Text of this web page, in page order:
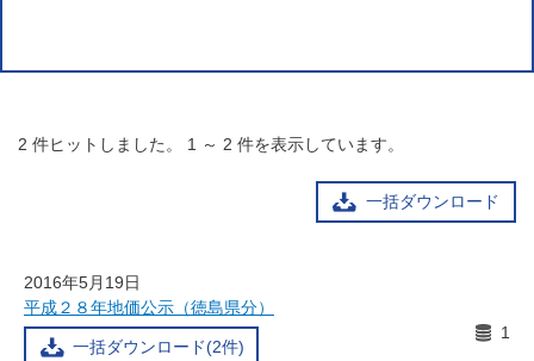
2 件ヒットしました。 1 ～ 2 件を表示しています。
一括ダウンロード
2016年5月19日
平成２８年地価公示（徳島県分）
一括ダウンロード(2件)
1